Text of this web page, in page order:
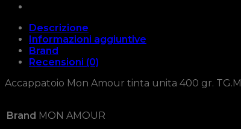
Descrizione
Informazioni aggiuntive
Brand
Recensioni (0)
Accappatoio Mon Amour tinta unita 400 gr. TG.M
Brand MON AMOUR